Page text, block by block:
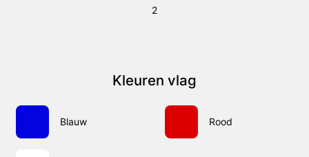
2
Kleuren vlag
Blauw Rood